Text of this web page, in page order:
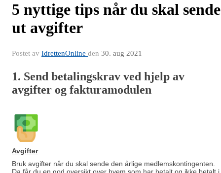
5 nyttige tips når du skal sende
ut avgifter
Postet av IdrettenOnline den 30. aug 2021
1. Send betalingskrav ved hjelp av
avgifter og fakturamodulen
Avgifter
Bruk avgifter når du skal sende den årlige medlemskontingenten.